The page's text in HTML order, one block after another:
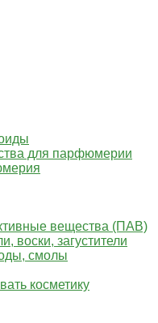
для парфюмерии
вещества (ПАВ)
воски, загустители
смолы
косметику